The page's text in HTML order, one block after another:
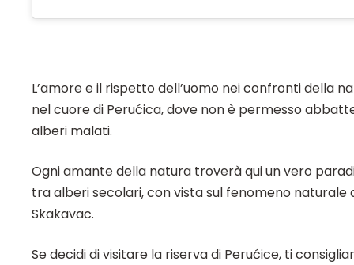
L’amore e il rispetto dell’uomo nei confronti della
nel cuore di Perućica, dove non è permesso
alberi malati.
Ogni amante della natura troverà qui un vero
tra alberi secolari, con vista sul fenomeno naturale
Skakavac.
Se decidi di visitare la riserva di Perućice, ti